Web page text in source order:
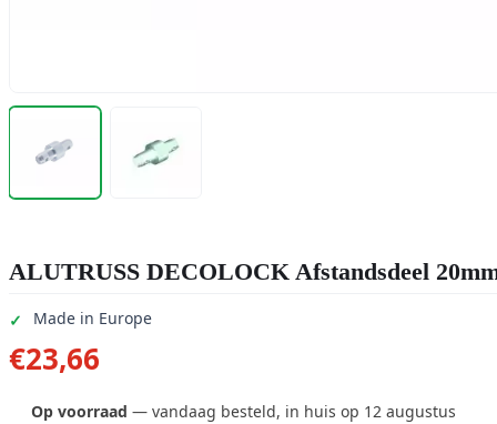
ALUTRUSS DECOLOCK Afstandsdeel
Made in Europe
€23,66
Op voorraad — vandaag besteld, in huis op 12 augustus